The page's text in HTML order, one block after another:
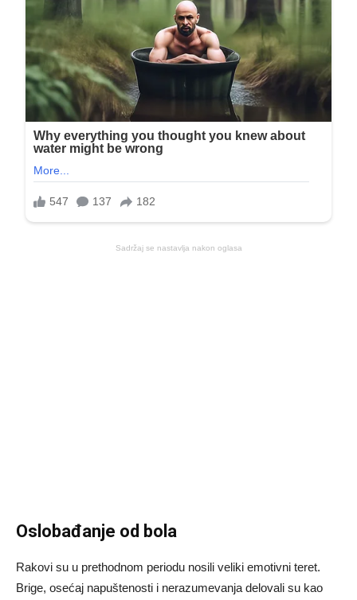
Sadržaj se nastavlja nakon oglasa
Oslobađanje od bola
Rakovi su u prethodnom periodu nosili veliki emotivni teret.
Brige, osećaj napuštenosti i nerazumevanja delovali su kao